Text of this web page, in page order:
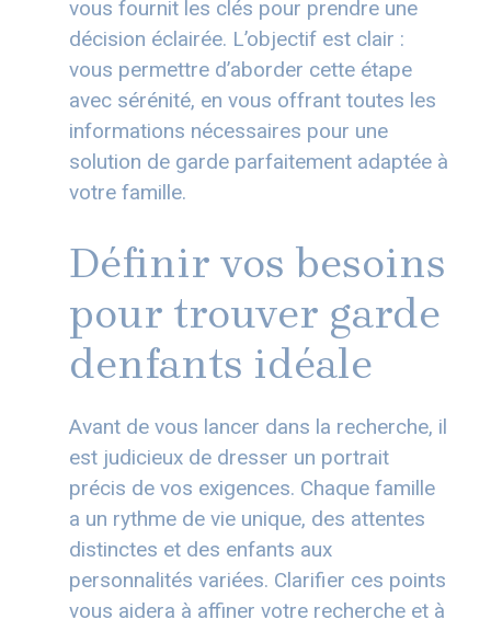
vous fournit les clés pour prendre une
décision éclairée. L’objectif est clair :
vous permettre d’aborder cette étape
avec sérénité, en vous offrant toutes les
informations nécessaires pour une
solution de garde parfaitement adaptée à
votre famille.
Définir vos besoins
pour trouver garde
denfants idéale
Avant de vous lancer dans la recherche, il
est judicieux de dresser un portrait
précis de vos exigences. Chaque famille
a un rythme de vie unique, des attentes
distinctes et des enfants aux
personnalités variées. Clarifier ces points
vous aidera à affiner votre recherche et à